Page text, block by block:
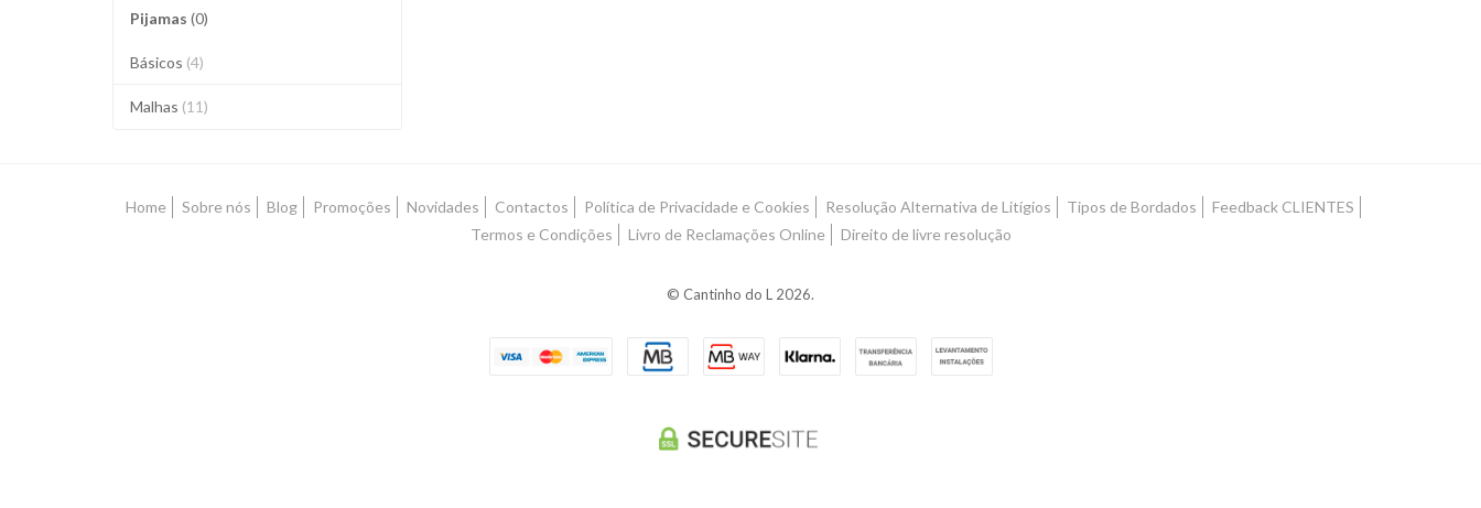
Pijamas (0)
Básicos (4)
Malhas (11)
Home Sobre nós Blog Promoções Novidades Contactos Política de Privacidade e Cookies Resolução Alternativa de Litígios Tipos de Bordados
Feedback CLIENTES
Termos e Condições
Livro de Reclamações Online Direito de livre resolução
© Cantinho do L 2026.